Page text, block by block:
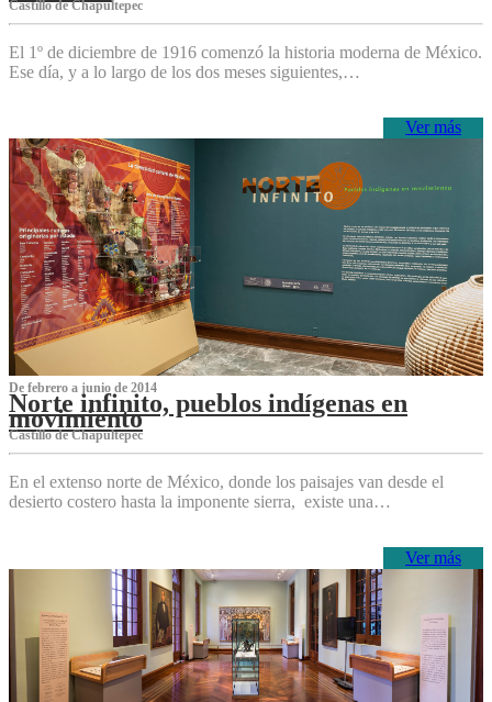
Castillo de Chapultepec
El 1º de diciembre de 1916 comenzó la historia moderna de México.
Ese día, y a lo largo de los dos meses siguientes,…
Ver más
De febrero a junio de 2014
Norte infinito, pueblos indígenas en
movimiento
Castillo de Chapultepec
En el extenso norte de México, donde los paisajes van desde el
desierto costero hasta la imponente sierra, existe una…
Ver más